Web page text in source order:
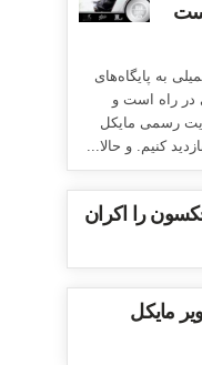
به پایگاه‌های
در راه است و
رسمی مایکل
کنیم. و حالا...
را اکران
مایکل